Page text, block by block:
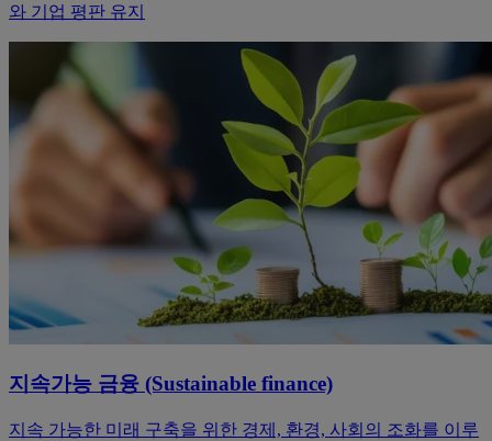
와 기업 평판 유지
지속가능 금융 (Sustainable finance)
지속 가능한 미래 구축을 위한 경제, 환경, 사회의 조화를 이루